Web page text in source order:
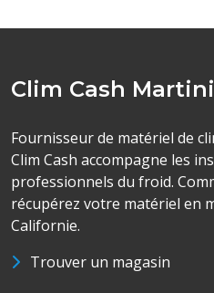
Clim Cash
Fournisseur de matériel de
Clim Cash accompagne les
professionnels du froid.
récupérez votre matériel en
Californie.
Trouver un magasin